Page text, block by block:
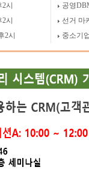
시
시
2시
공영
선거 마
중소기